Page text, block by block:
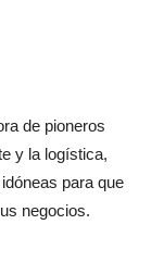
de pioneros
y la logística,
para que
negocios.